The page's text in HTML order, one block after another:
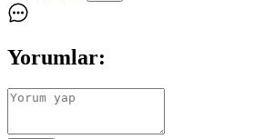
Yorumlar: